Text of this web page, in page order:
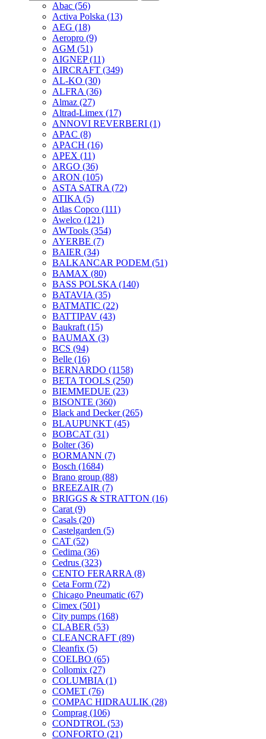
Abac (56)
Activa Polska (13)
AEG (18)
Aeropro (9)
AGM (51)
AIGNEP(11)
AIRCRAFT (349)
AL-KO (30)
ALFRA (36)
Almaz (27)
Altrad-Limex (17)
ANNOVI REVERBERI (1)
APAC (8)
APACH (16)
APEX (11)
ARGO (36)
ARON (105)
ASTA SATRA (72)
ATIKA (5)
Atlas Copco (111)
Awelco (121)
AWTools (354)
AYERBE (7)
BAIER (34)
BALKANCAR PODEM (51)
BAMAX (80)
BASS POLSKA (140)
BATAVIA (35)
BATMATIC (22)
BATTIPAV (43)
Baukraft (15)
BAUMAX (3)
BCS (94)
Belle (16)
BERNARDO (1158)
BETA TOOLS (250)
BIEMMEDUE (23)
BISONTE (360)
Black and Decker(265)
BLAUPUNKT (45)
BOBCAT (31)
Bolter(36)
BORMANN (7)
Bosch (1684)
Brano group (88)
BREEZAIR (7)
BRIGGS & STRATTON (16)
Carat (9)
Casals (20)
Castelgarden (5)
CAT (52)
Cedima (36)
Cedrus (323)
CENTO FERARRA (8)
Ceta Form (72)
Chicago Pneumatic (67)
Cimex (501)
City pumps (168)
CLABER (53)
CLEANCRAFT (89)
Cleanfix (5)
COELBO (65)
Collomix (27)
COLUMBIA (1)
COMET (76)
COMPAC HIDRAULIK (28)
Comprag (106)
CONDTROL (53)
CONFORTO (21)